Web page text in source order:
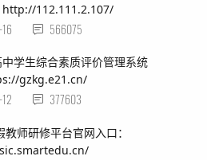
http://112.111.2.107/
566075
学生综合素质评价管理系统
gzkg.e21.cn/
377603
师研修平台官网入口：